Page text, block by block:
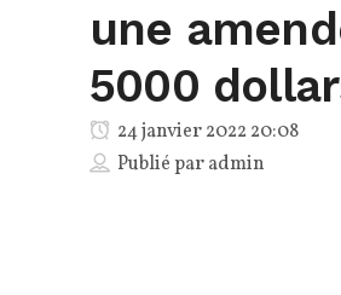
une
5000
24 janvier 2022 20:08
Publié paradmin